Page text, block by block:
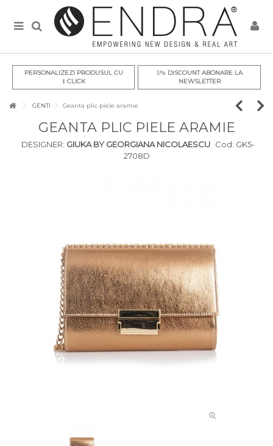
PERSONALIZEZI PRODUSUL CU
1CLICK
5% DISCOUNT ABONARE LA
NEWSLETTER
GENTI Geanta plic piele aramie
GEANTA PLIC PIELE ARAMIE
DESIGNER: GIUKA BY GEORGIANA NICOLAESCU Cod: GK5-
2708D